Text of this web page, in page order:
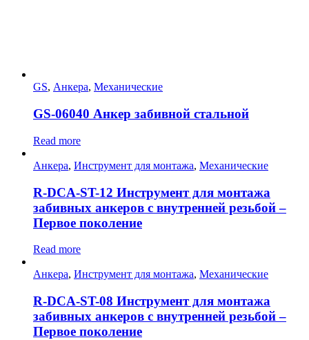
GS, Анкера, Механические
GS-06040 Анкер забивной стальной
Read more
Анкера, Инструмент для монтажа, Механические
R-DCA-ST-12 Инструмент для монтажа
забивных анкеров с внутренней резьбой –
Первое поколение
Read more
Анкера, Инструмент для монтажа, Механические
R-DCA-ST-08 Инструмент для монтажа
забивных анкеров с внутренней резьбой –
Первое поколение